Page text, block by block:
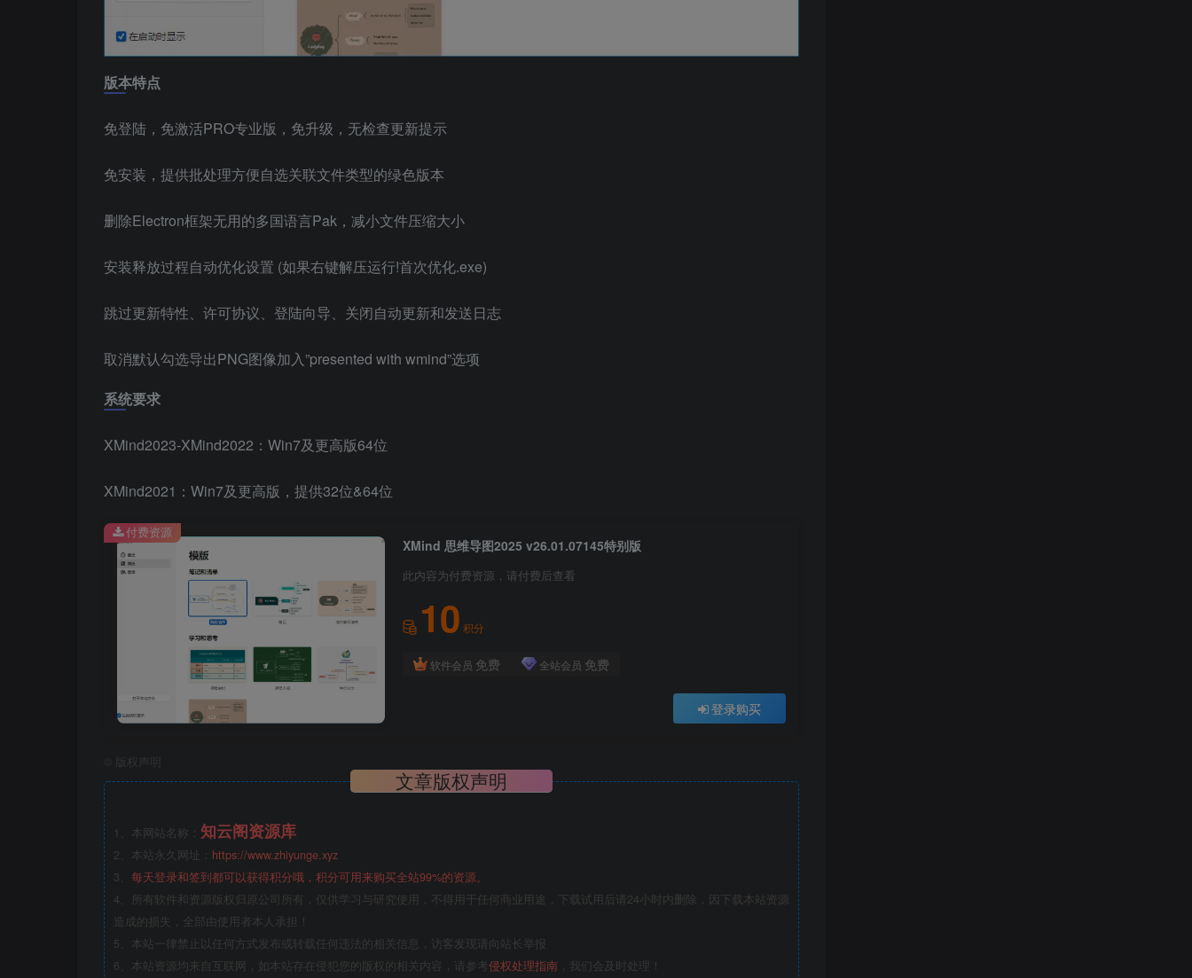
版本特点
免登陆，免激活PRO专业版，免升级，无检查更新提示
免安装，提供批处理方便自选关联文件类型的绿色版本
删除Electron框架无用的多国语言Pak，减小文件压缩大小
安装释放过程自动优化设置 (如果右键解压运行!首次优化.exe)
跳过更新特性、许可协议、登陆向导、关闭自动更新和发送日志
取消默认勾选导出PNG图像加入”presented with wmind”选项
系统要求
XMind2023-XMind2022：Win7及更高版64位
XMind2021：Win7及更高版，提供32位&64位
XMind 思维导图2025 v26.01.07145特别版
此内容为付费资源，请付费后查看
10 积分
软件会员 免费 全站会员 免费
登录购买
付费资源
版权声明
文章版权声明
1、本网站名称： 知云阁资源库
2、本站永久网址： https://www.zhiyunge.xyz
3、 每天登录和签到都可以获得积分哦，积分可用来购买全站99%的资源。
4、所有软件和资源版权归原公司所有，仅供学习与研究使用，不得用于任何商业用途，下载试用后请24小时内删除，因下载本站资源
造成的损失，全部由使用者本人承担！
5、本站一律禁止以任何方式发布或转载任何违法的相关信息，访客发现请向站长举报
6、本站资源均来自互联网，如本站存在侵犯您的版权的相关内容，请参考侵权处理指南 ，我们会及时处理！